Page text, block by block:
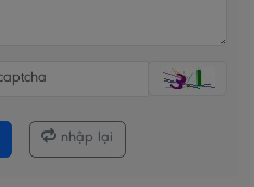
nhập lại